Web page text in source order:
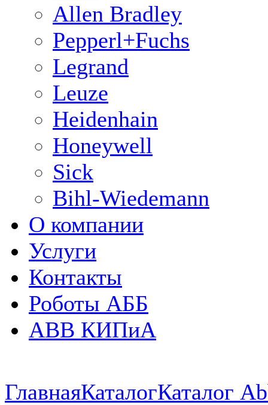
Allen Bradley
Pepperl+Fuchs
Legrand
Leuze
Heidenhain
Honeywell
Sick
Bihl-Wiedemann
О компании
Услуги
Контакты
Роботы АББ
ABB КИПиА
ГлавнаяКаталогКаталог